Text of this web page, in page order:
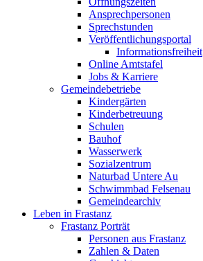
Ansprechpersonen
Sprechstunden
Veröffentlichungsportal
Informationsfreiheit
Online Amtstafel
Jobs & Karriere
Gemeindebetriebe
Kindergärten
Kinderbetreuung
Schulen
Bauhof
Wasserwerk
Sozialzentrum
Naturbad Untere Au
Schwimmbad Felsenau
Gemeindearchiv
Leben in Frastanz
Frastanz Porträt
Personen aus Frastanz
Zahlen & Daten